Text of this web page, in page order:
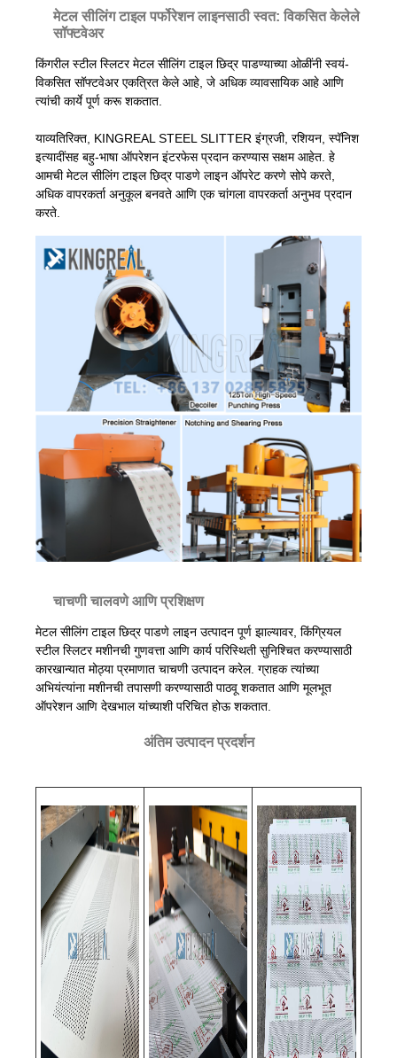
मेटल सीलिंग टाइल पर्फोरेशन लाइनसाठी स्वत: विकसित केलेले
सॉफ्टवेअर
किंगरील स्टील स्लिटर मेटल सीलिंग टाइल छिद्र पाडण्याच्या ओळींनी स्वयं-
विकसित सॉफ्टवेअर एकत्रित केले आहे, जे अधिक व्यावसायिक आहे आणि
त्यांची कार्ये पूर्ण करू शकतात.
याव्यतिरिक्त, KINGREAL STEEL SLITTER इंग्रजी, रशियन, स्पॅनिश
इत्यादींसह बहु-भाषा ऑपरेशन इंटरफेस प्रदान करण्यास सक्षम आहेत. हे
आमची मेटल सीलिंग टाइल छिद्र पाडणे लाइन ऑपरेट करणे सोपे करते,
अधिक वापरकर्ता अनुकूल बनवते आणि एक चांगला वापरकर्ता अनुभव प्रदान
करते.
चाचणी चालवणे आणि प्रशिक्षण
मेटल सीलिंग टाइल छिद्र पाडणे लाइन उत्पादन पूर्ण झाल्यावर, किंग्रियल
स्टील स्लिटर मशीनची गुणवत्ता आणि कार्य परिस्थिती सुनिश्चित करण्यासाठी
कारखान्यात मोठ्या प्रमाणात चाचणी उत्पादन करेल. ग्राहक त्यांच्या
अभियंत्यांना मशीनची तपासणी करण्यासाठी पाठवू शकतात आणि मूलभूत
ऑपरेशन आणि देखभाल यांच्याशी परिचित होऊ शकतात.
अंतिम उत्पादन प्रदर्शन